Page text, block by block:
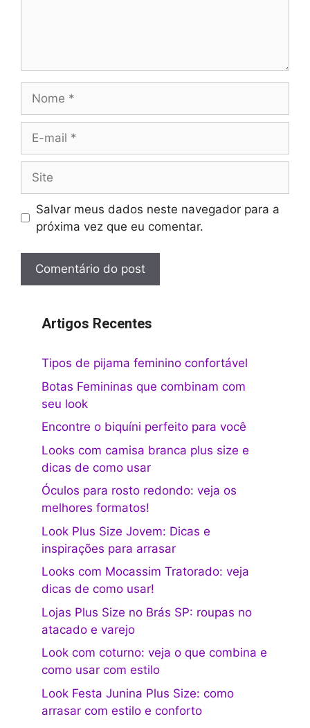
mail
Salvar meus dados neste navegador para a
próxima vez que eu comentar.
Artigos Recentes
Tipos de pijama feminino confortável
Botas Femininas que combinam com
seu look
Encontre o biquíni perfeito para você
Looks com camisa branca plus size e
dicas de como usar
Óculos para rosto redondo: veja os
melhores formatos!
Look Plus Size Jovem: Dicas e
inspirações para arrasar
Looks com Mocassim Tratorado: veja
dicas de como usar!
Lojas Plus Size no Brás SP: roupas no
atacado e varejo
Look com coturno: veja o que combina e
como usar com estilo
Look Festa Junina Plus Size: como
arrasar com estilo e conforto